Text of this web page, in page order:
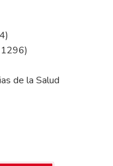
1296)
de la Salud